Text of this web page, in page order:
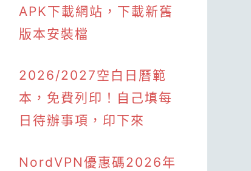
APK下載網站，下載新舊
版本安裝檔
2026/2027空白日曆範
本，免費列印！自己填每
日待辦事項，印下來
NordVPN優惠碼2026年